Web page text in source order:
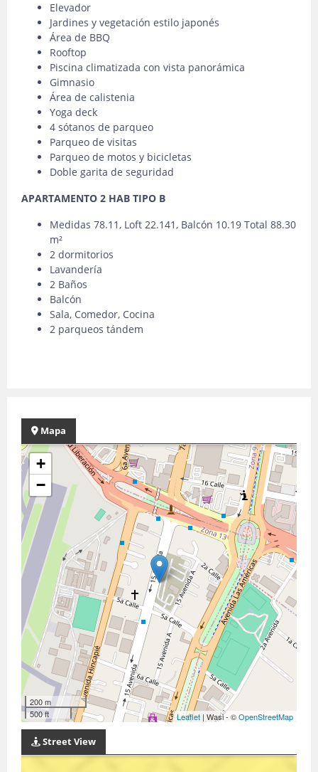
Elevador
Jardines y vegetación estilo japonés
Área de BBQ
Rooftop
Piscina climatizada con vista panorámica
Gimnasio
Área de calistenia
Yoga deck
4 sótanos de parqueo
Parqueo de visitas
Parqueo de motos y bicicletas
Doble garita de seguridad
APARTAMENTO 2 HAB TIPO B
Medidas 78.11, Loft 22.141, Balcón 10.19 Total 88.30
m²
2 dormitorios
Lavandería
2 Baños
Balcón
Sala, Comedor, Cocina
2 parqueos tándem
Mapa
+
−
200 m
500 ft
Leaflet | Wasi - ©OpenStreetMap
Street View